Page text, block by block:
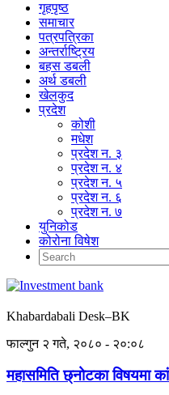
गृहपृष्‍ठ
समाचार
पत्रपत्रिका
अन्तर्राष्ट्रिय
बहस डबली
अर्थ डबली
खेलकुद
प्रदेश
कोशी
मधेश
प्रदेश न. ३
प्रदेश न. ४
प्रदेश न. ५
प्रदेश न. ६
प्रदेश न. ७
युनिकोड
कोरोना विषेश
Khabardabali Desk–BK
फाल्गुन २ गते, २०८० - २०:०८
महासमिति छ्नोटका विषयमा